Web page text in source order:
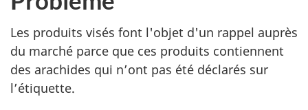
Les produits visés font l'objet d'un rappel auprès
du marché parce que ces produits contiennent
des arachides qui n’ont pas été déclarés sur
l’étiquette.